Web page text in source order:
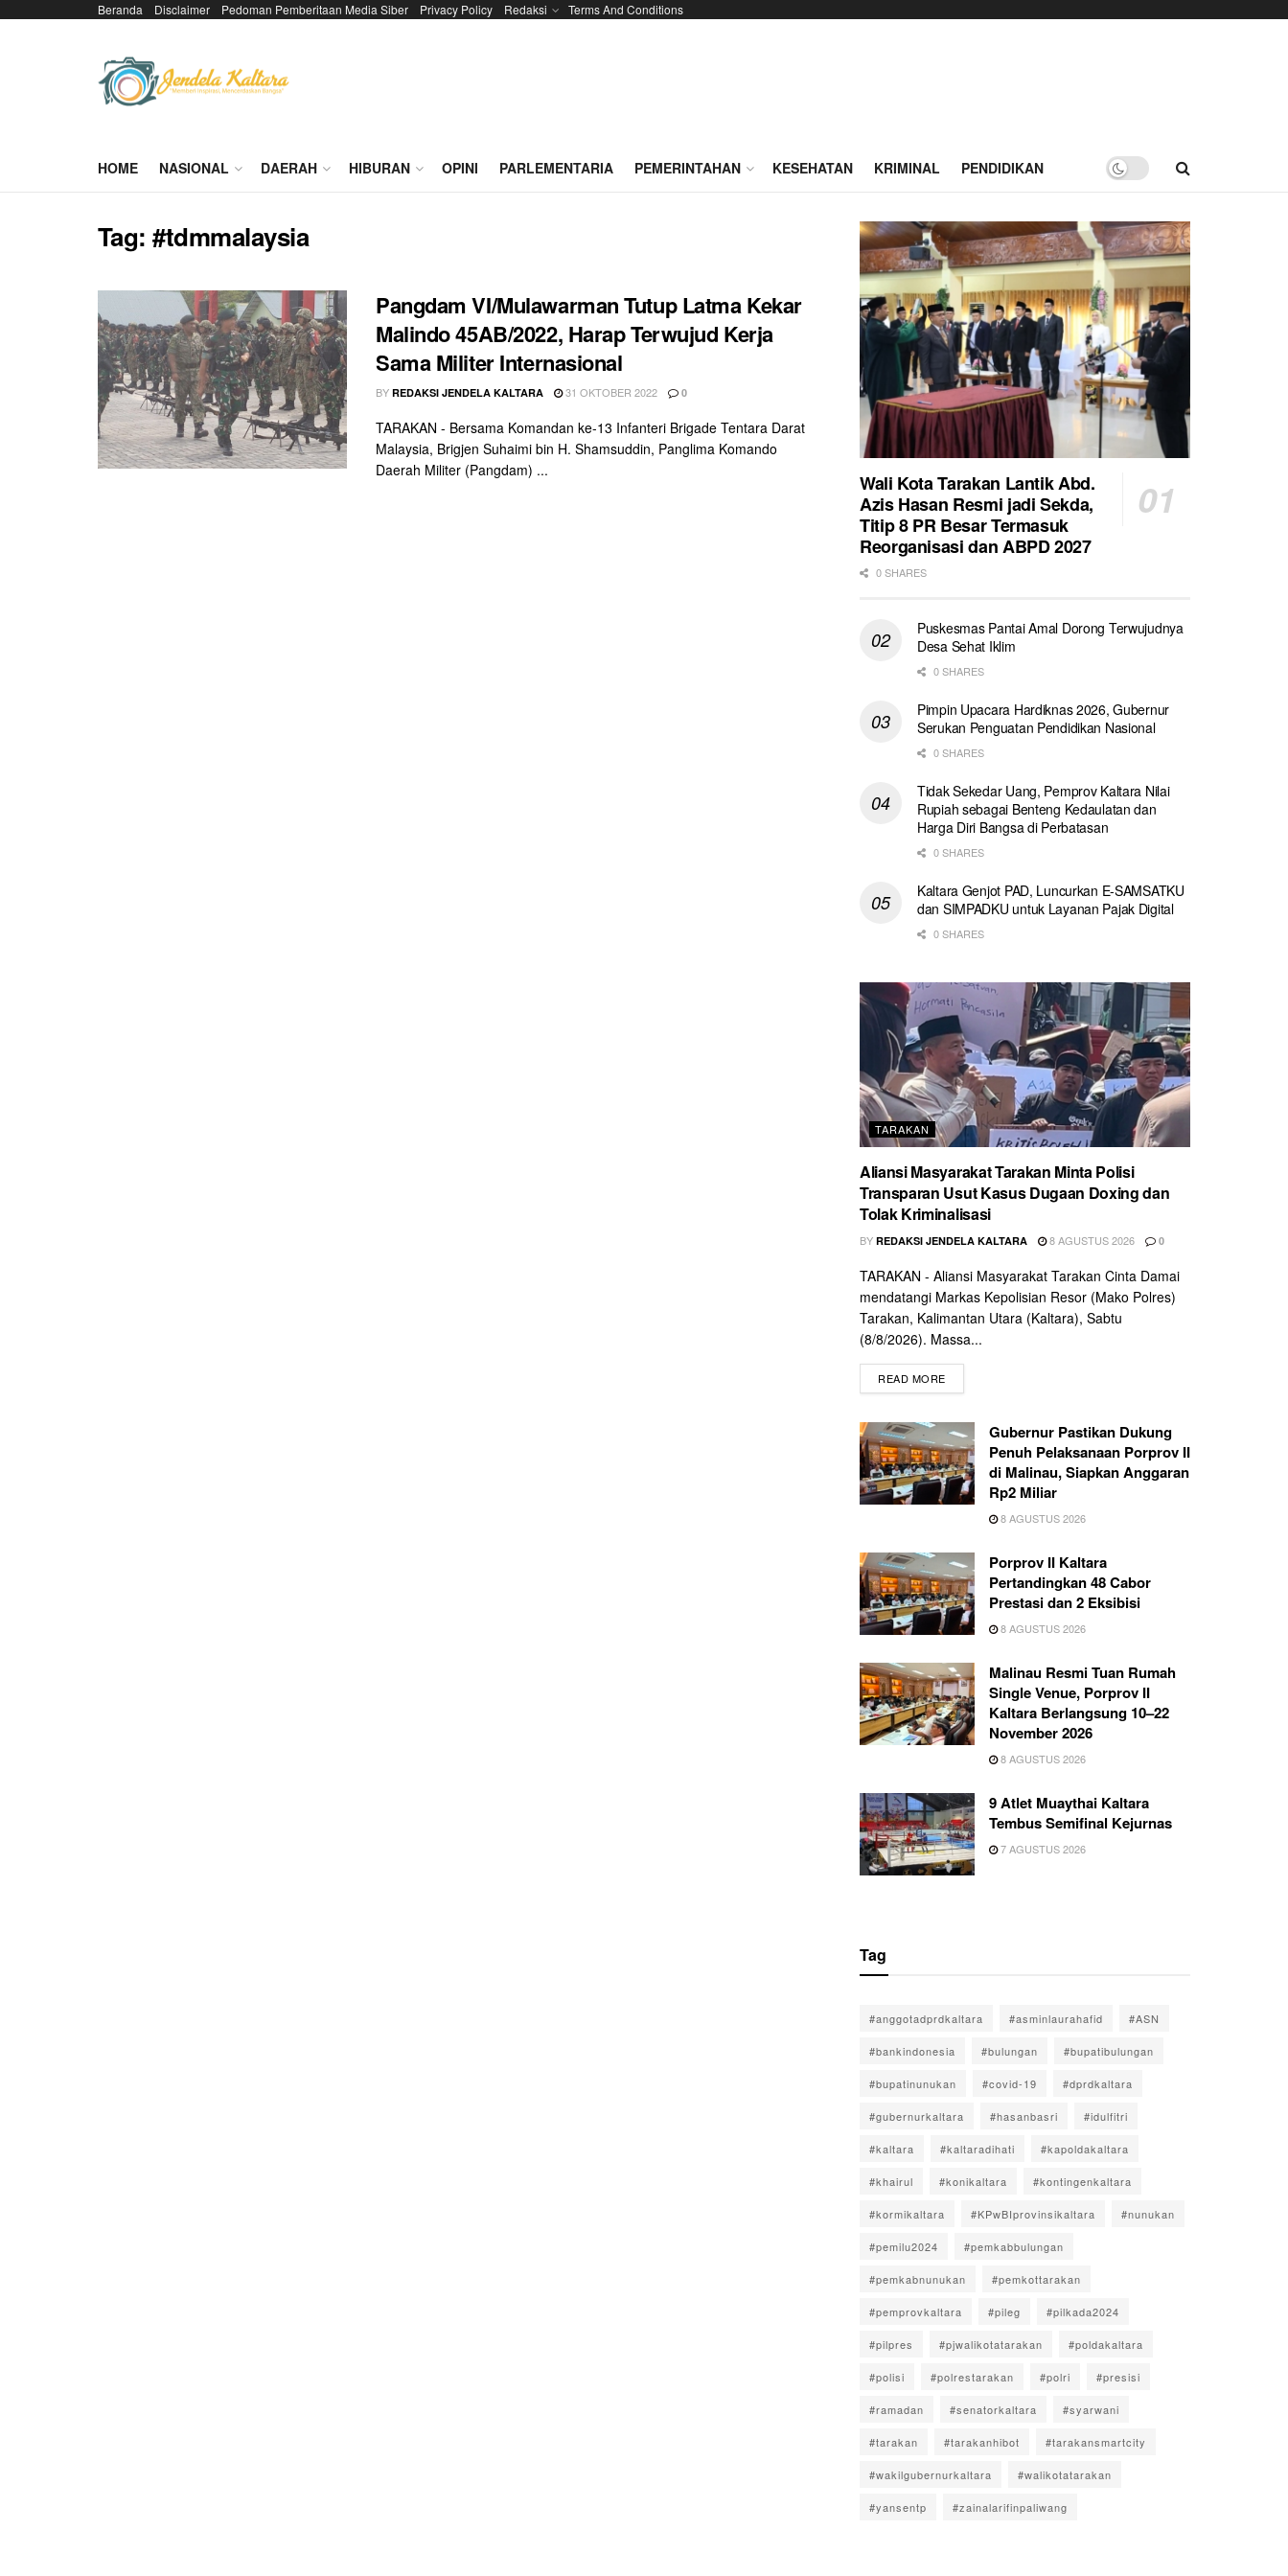
Beranda Disclaimer Pedoman Pemberitaan Media Siber Privacy Policy Redaksi Terms And Conditions
HOME NASIONAL DAERAH HIBURAN OPINI PARLEMENTARIA PEMERINTAHAN KESEHATAN KRIMINAL PENDIDIKAN
Tag:#tdmmalaysia
Pangdam VI/Mulawarman Tutup Latma Kekar
Malindo 45AB/2022, Harap Terwujud Kerja
Sama Militer Internasional
BY REDAKSI JENDELA KALTARA 31 OKTOBER 2022 0
TARAKAN - Bersama Komandan ke-13 Infanteri Brigade Tentara Darat
Malaysia, Brigjen Suhaimi bin H. Shamsuddin, Panglima Komando
Daerah Militer (Pangdam) ...
Wali Kota Tarakan Lantik Abd.
Azis Hasan Resmi jadi Sekda,
Titip 8 PR Besar Termasuk
Reorganisasi dan ABPD 2027
0 SHARES
Puskesmas Pantai Amal Dorong Terwujudnya
Desa Sehat Iklim
0 SHARES
Pimpin Upacara Hardiknas 2026, Gubernur
Serukan Penguatan Pendidikan Nasional
0 SHARES
Tidak Sekedar Uang, Pemprov Kaltara Nilai
Rupiah sebagai Benteng Kedaulatan dan
Harga Diri Bangsa di Perbatasan
0 SHARES
Kaltara Genjot PAD, Luncurkan E-SAMSATKU
dan SIMPADKU untuk Layanan Pajak Digital
0 SHARES
TARAKAN
Aliansi Masyarakat Tarakan Minta Polisi
Transparan Usut Kasus Dugaan Doxing dan
Tolak Kriminalisasi
BY REDAKSI JENDELA KALTARA 8 AGUSTUS 2026 0
TARAKAN - Aliansi Masyarakat Tarakan Cinta Damai
mendatangi Markas Kepolisian Resor (Mako Polres)
Tarakan, Kalimantan Utara (Kaltara), Sabtu
(8/8/2026). Massa...
READ MORE
Gubernur Pastikan Dukung
Penuh Pelaksanaan Porprov II
di Malinau, Siapkan Anggaran
Rp2 Miliar
8 AGUSTUS 2026
Porprov II Kaltara
Pertandingkan 48 Cabor
Prestasi dan 2 Eksibisi
8 AGUSTUS 2026
Malinau Resmi Tuan Rumah
Single Venue, Porprov II
Kaltara Berlangsung 10–22
November 2026
8 AGUSTUS 2026
9 Atlet Muaythai Kaltara
Tembus Semifinal Kejurnas
7 AGUSTUS 2026
Tag
#anggotadprdkaltara #asminlaurahafid #ASN
#bankindonesia #bulungan #bupatibulungan
#bupatinunukan #covid-19 #dprdkaltara
#gubernurkaltara #hasanbasri #idulfitri
#kaltara #kaltaradihati #kapoldakaltara
#khairul #konikaltara #kontingenkaltara
#kormikaltara #KPwBIprovinsikaltara #nunukan
#pemilu2024 #pemkabbulungan
#pemkabnunukan #pemkottarakan
#pemprovkaltara #pileg #pilkada2024
#pilpres #pjwalikotatarakan #poldakaltara
#polisi #polrestarakan #polri #presisi
#ramadan #senatorkaltara #syarwani
#tarakan #tarakanhibot #tarakansmartcity
#wakilgubernurkaltara #walikotatarakan
#yansentp #zainalarifinpaliwang